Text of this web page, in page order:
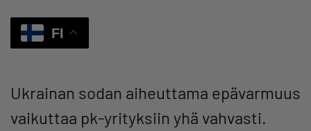
FI
Ukrainan sodan aiheuttama epävarmuus
vaikuttaa pk-yrityksiin yhä vahvasti.